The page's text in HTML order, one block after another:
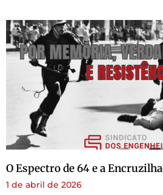
O Espectro de 64 e a
1 de abril de 2026